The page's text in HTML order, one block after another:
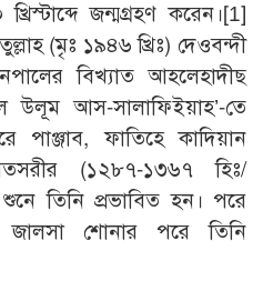
জন্মগ্রহণ করেন।[1]
(মৃঃ ১৯৪৬ খ্রিঃ) দেওবন্দী
বিখ্যাত আহলেহাদীছ
উলূম আস-সালাফিইয়াহ’-তে
পাঞ্জাব, ফাতিহে কাদিয়ান
(১২৮৭-১৩৬৭ হিঃ/
তিনি প্রভাবিত হন। পরে
জালসা শোনার পরে তিনি